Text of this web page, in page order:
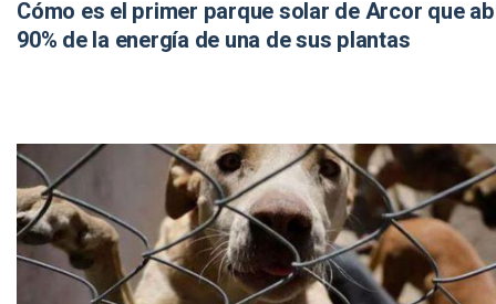
Cómo es el primer parque solar de Arcor que
90% de la energía de una de sus plantas